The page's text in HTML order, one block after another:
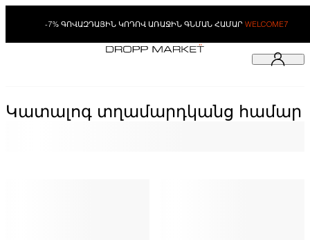
-7% ԳՈՎԱԶԴԱՅԻՆ ԿՈԴՈՎ ԱՌԱՋԻՆ ԳՆՄԱՆ ՀԱՄԱՐ WELCOME7
Կատալոգ տղամարդկանց համար